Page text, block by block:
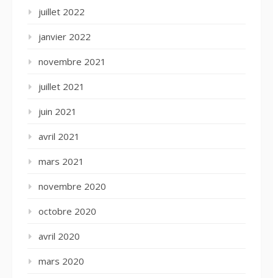
juillet 2022
janvier 2022
novembre 2021
juillet 2021
juin 2021
avril 2021
mars 2021
novembre 2020
octobre 2020
avril 2020
mars 2020